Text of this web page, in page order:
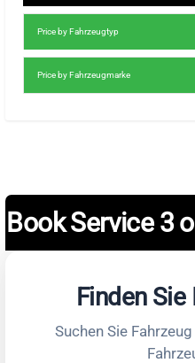
Price by Fahrzeugtyp
Price by Fahrzeugmarke
Book Service 3
Finden Sie
Suchen Sie